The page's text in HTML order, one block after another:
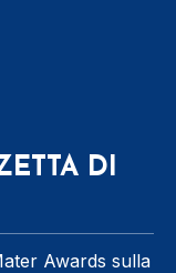
DI
Awards sulla